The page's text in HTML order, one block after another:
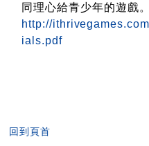
同理心給青少年的遊戲
http://
ials.pdf
回到頁首